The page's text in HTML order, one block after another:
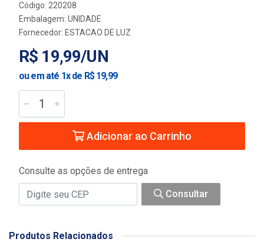
Código: 220208
Embalagem: UNIDADE
Fornecedor: ESTACAO DE LUZ
R$ 19,99/UN
ou em até 1x de R$ 19,99
Adicionar ao Carrinho
Consulte as opções de entrega
Consultar
Produtos Relacionados